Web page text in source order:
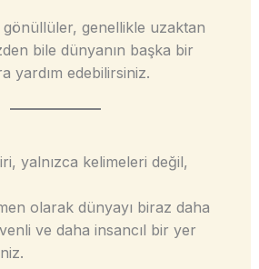
genellikle uzaktan
bile dünyanın başka bir
yardım edebilirsiniz.
yalnızca kelimeleri değil,
olarak dünyayı biraz daha
ve daha insancıl bir yer